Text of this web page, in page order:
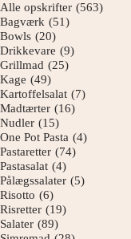
Alle opskrifter (563)
Bagværk (51)
Bowls (20)
Drikkevare (9)
Grillmad (25)
Kage (49)
Kartoffelsalat (7)
Madtærter (16)
Nudler (15)
One Pot Pasta (4)
Pastaretter (74)
Pastasalat (4)
Pålægssalater (5)
Risotto (6)
Risretter (19)
Salater (89)